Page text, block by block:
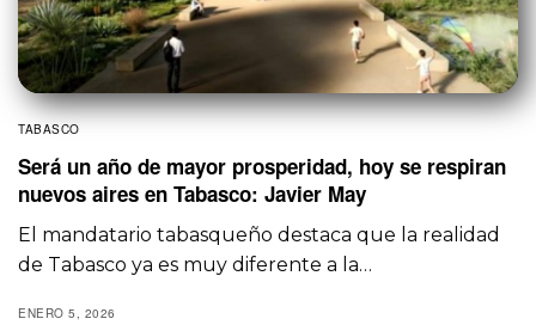
TABASCO
Será un año de mayor prosperidad, hoy se respiran
nuevos aires en Tabasco: Javier May
El mandatario tabasqueño destaca que la realidad
de Tabasco ya es muy diferente a la…
ENERO 5, 2026